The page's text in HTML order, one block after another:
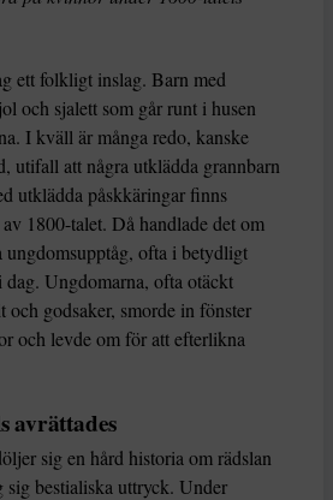
ett folkligt inslag. Barn med
och sjalett som går runt i husen
I kväll är många redo, kanske
utifall att några utklädda grannbarn
utklädda påskkäringar finns
1800-talet. Då handlade det om
ungdomsupptåg, ofta i betydligt
dag. Ungdomarna, ofta otäckt
och godsaker, smorde in fönster
och levde om för att efterlikna
avrättades
sig en hård historia om rädslan
sig bestialiska uttryck. Under